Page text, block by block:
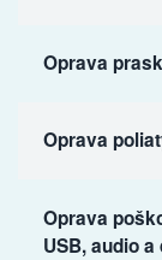
Oprava
Oprava
Oprava
USB, audio a